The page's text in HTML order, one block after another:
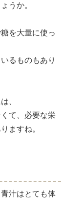
うか。
を大量に使っ
るものもあり
、
て、必要な栄
ますね。
汁はとても体